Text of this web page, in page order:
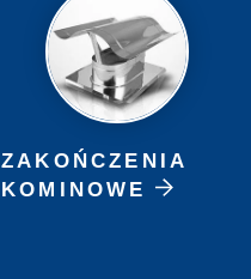
ZAKOŃCZENIA
KOMINOWE